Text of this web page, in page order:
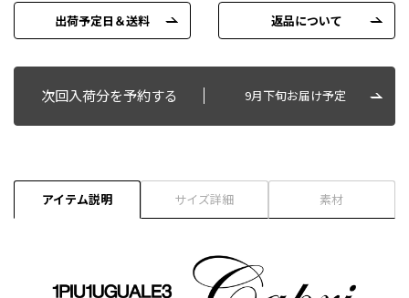
出荷予定日＆送料 返品について
次回入荷分を予約する 9月下旬お届け予定
アイテム説明 サイズ詳細 素材